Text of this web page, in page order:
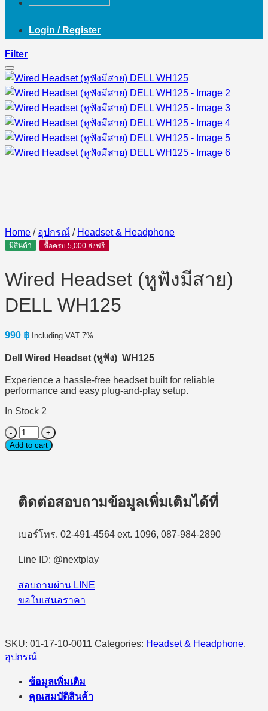
Login / Register
Filter
Home / อุปกรณ์ / Headset & Headphone
มีสินค้า ซื้อครบ 5,000 ส่งฟรี
Wired Headset (หูฟังมีสาย)
DELL WH125
990 ฿ Including VAT 7%
Dell Wired Headset (หูฟัง) WH125
Experience a hassle-free headset built for reliable
performance and easy plug-and-play setup.
In Stock 2
Wired
Headset
(หู
สาย)
quantity
Add to cart
ติดต่อสอบถามข้อมูลเพิ่มเติมได้ที่
เบอร์โทร. 02-491-4564 ext. 1096, 087-984-2890
Line ID: @nextplay
สอบถามผ่าน LINE
ขอใบเสนอราคา
SKU: 01-17-10-0011 Categories: Headset & Headphone,
อุปกรณ์
ข้อมูลเพิ่มเติม
คุณสมบัติสินค้า